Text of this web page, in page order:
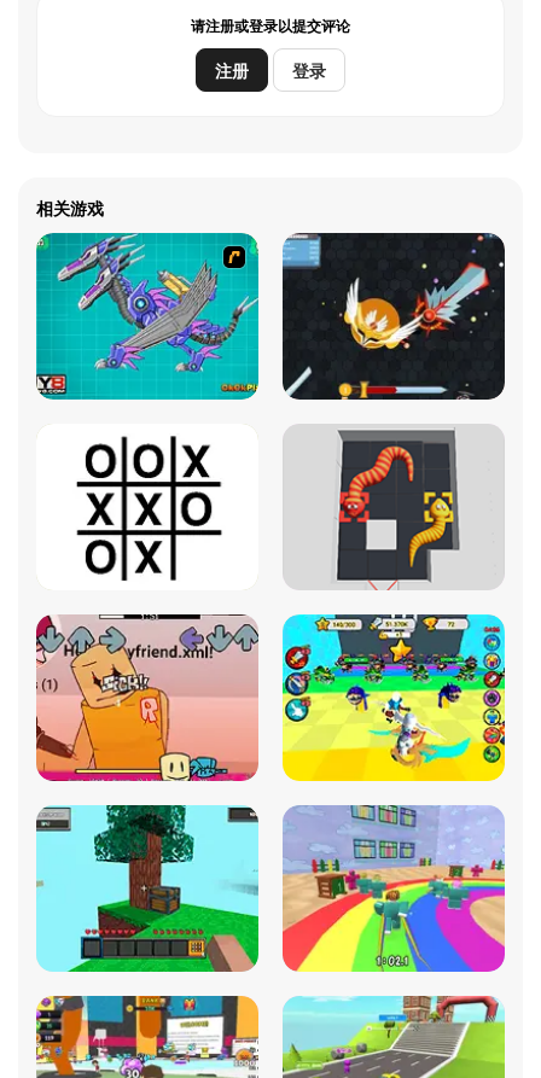
请注册或登录以提交评论
注册 登录
相关游戏